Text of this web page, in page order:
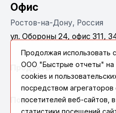
Офис
Ростов-на-Дону, Россия
ул. Обороны 24, офис 311,
Продукты
Поддержка
Продолжая использовать
ООО "Быстрые отчеты" на
cookies и
посредством агрегаторов
посетителей веб-сайтов,
статистики посещений